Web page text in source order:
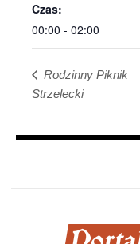
Czas:
00:00 - 02:00
Rodzinny Piknik
Strzelecki